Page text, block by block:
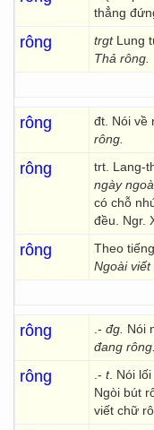
thẳng
rông trgt Lung
Thả rông.
rông đt. Nói về
rông.
rông trt. Lang-
ngày
có chỗ
đều. Ngr.
rông
Theo
Ngoài viết
rông .- đg. Nói
đang rông.
rông .- t. Nói
Ngòi bút
viết chữ